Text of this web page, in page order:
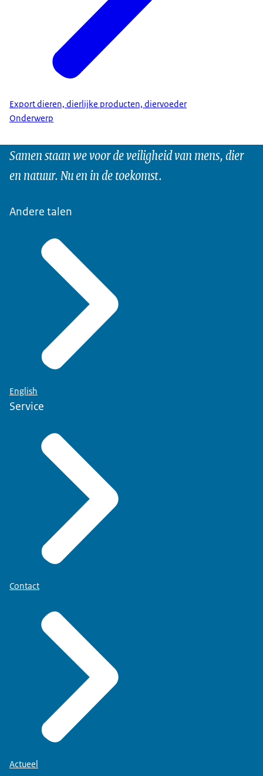
Export dieren, dierlijke producten, diervoeder
Onderwerp
Samen staan we voor de veiligheid van mens, dier
en natuur. Nu en in de toekomst.
Andere talen
English
Service
Contact
Actueel